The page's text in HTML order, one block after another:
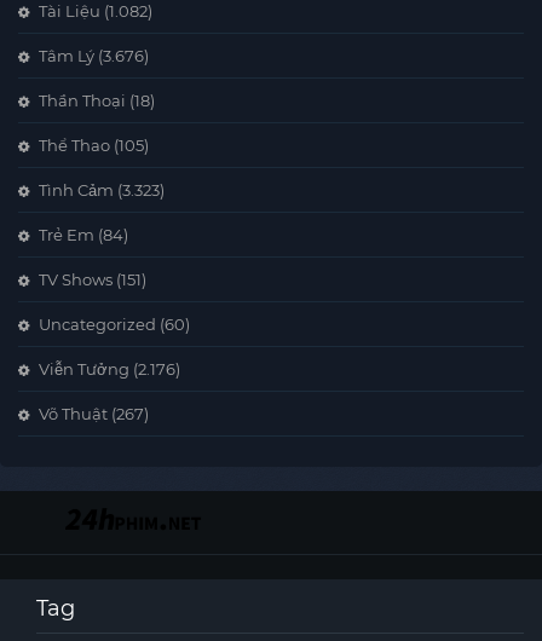
Tài Liệu (1.082)
Tâm Lý (3.676)
Thần Thoại (18)
Thể Thao (105)
Tình Cảm (3.323)
Trẻ Em (84)
TV Shows (151)
Uncategorized (60)
Viễn Tưởng (2.176)
Võ Thuật (267)
Tag